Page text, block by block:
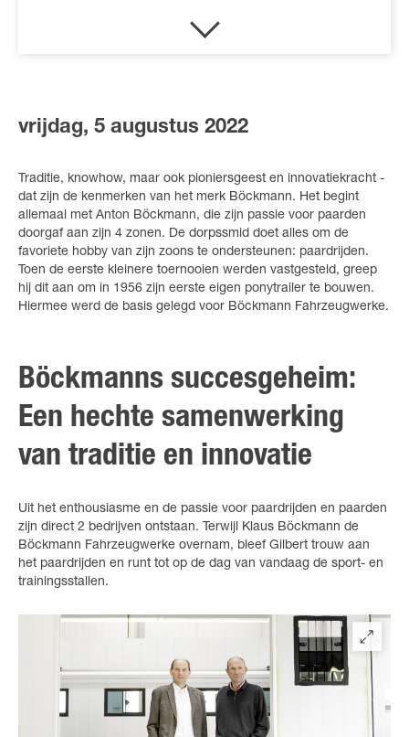
vrijdag, 5 augustus 2022
Traditie, knowhow, maar ook pioniersgeest en innovatiekracht -
dat zijn de kenmerken van het merk Böckmann. Het begint
allemaal met Anton Böckmann, die zijn passie voor paarden
doorgaf aan zijn 4 zonen. De dorpssmid doet alles om de
favoriete hobby van zijn zoons te ondersteunen: paardrijden.
Toen de eerste kleinere toernooien werden vastgesteld, greep
hij dit aan om in 1956 zijn eerste eigen ponytrailer te bouwen.
Hiermee werd de basis gelegd voor Böckmann Fahrzeugwerke.
Böckmanns succesgeheim:
Een hechte samenwerking
van traditie en innovatie
Uit het enthousiasme en de passie voor paardrijden en paarden
zijn direct 2 bedrijven ontstaan. Terwijl Klaus Böckmann de
Böckmann Fahrzeugwerke overnam, bleef Gilbert trouw aan
het paardrijden en runt tot op de dag van vandaag de sport- en
trainingsstallen.